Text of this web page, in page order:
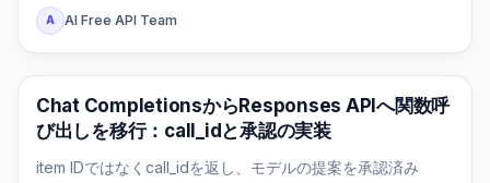
A AI Free API Team
APIガイド
Chat CompletionsからResponses APIへ関数呼
び出しを移行：call_idと承認の実装
item IDではなくcall_idを返し、モデルの提案を承認済み